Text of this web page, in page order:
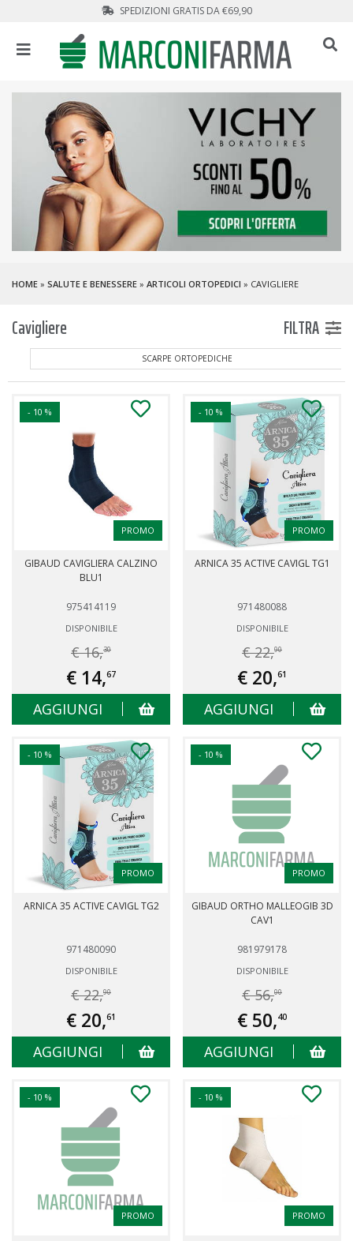
SPEDIZIONI GRATIS DA €69,90
HOME » SALUTE E BENESSERE » ARTICOLI ORTOPEDICI » CAVIGLIERE
Cavigliere FILTRA
- 10 %
PROMO
GIBAUD CAVIGLIERA CALZINO
BLU1
975414119
DISPONIBILE
€ 16,30
€ 14,67
AGGIUNGI
- 10 %
PROMO
ARNICA 35 ACTIVE CAVIGL TG1
971480088
DISPONIBILE
€ 22,90
€ 20,61
AGGIUNGI
- 10 %
PROMO
ARNICA 35 ACTIVE CAVIGL TG2
971480090
DISPONIBILE
€ 22,90
€ 20,61
AGGIUNGI
- 10 %
PROMO
GIBAUD ORTHO MALLEOGIB 3D
CAV1
981979178
DISPONIBILE
€ 56,00
€ 50,40
AGGIUNGI
- 10 %
PROMO
- 10 %
PROMO